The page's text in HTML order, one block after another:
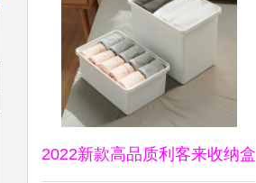
2022新款高品质利客来收纳盒